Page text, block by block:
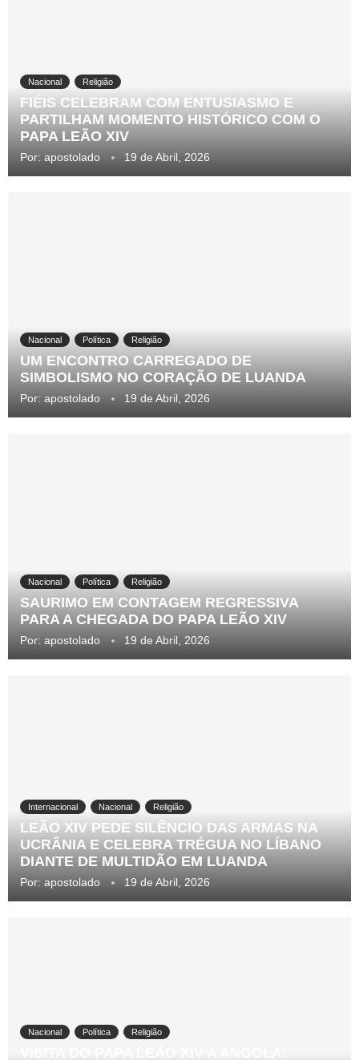
Nacional Religião
FIÉIS CELEBRAM COM ENTUSIASMO E
PARTILHAM MOMENTO HISTÓRICO COM O
PAPA LEÃO XIV
Por: apostolado 19 de Abril, 2026
Nacional Política Religião
UM ENCONTRO CARREGADO DE
SIMBOLISMO NO CORAÇÃO DE LUANDA
Por: apostolado 19 de Abril, 2026
Nacional Política Religião
SAURIMO EM CONTAGEM REGRESSIVA
PARA A CHEGADA DO PAPA LEÃO XIV
Por: apostolado 19 de Abril, 2026
Internacional Nacional Religião
LEÃO XIV PEDE SILÊNCIO DAS ARMAS NA
UCRÂNIA E CELEBRA TRÉGUA NO LÍBANO
DIANTE DE MULTIDÃO EM LUANDA
Por: apostolado 19 de Abril, 2026
Nacional Política Religião